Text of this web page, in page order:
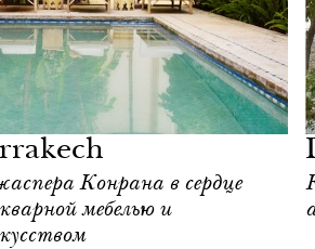
Конрана в сердце
мебелью и